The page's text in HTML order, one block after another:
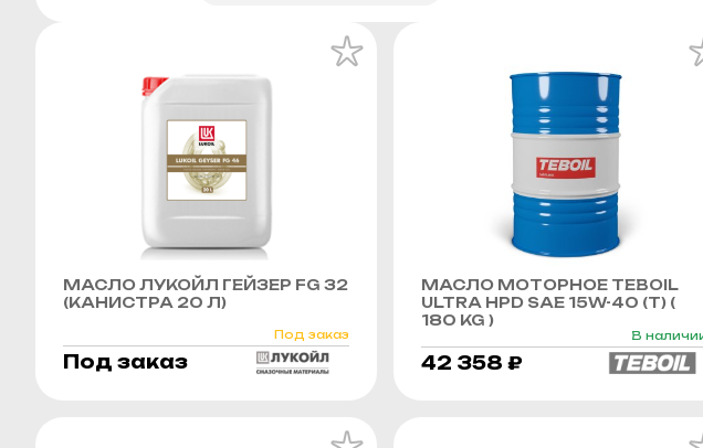
МАСЛО ЛУКОЙЛ ГЕЙЗЕР FG 32
(КАНИСТРА 20 Л)
Под заказ
Под заказ
МАСЛО МОТОРНОЕ TEBOIL
ULTRA HPD SAE 15W-40 (Т) (
180 KG )
В
42 358 ₽